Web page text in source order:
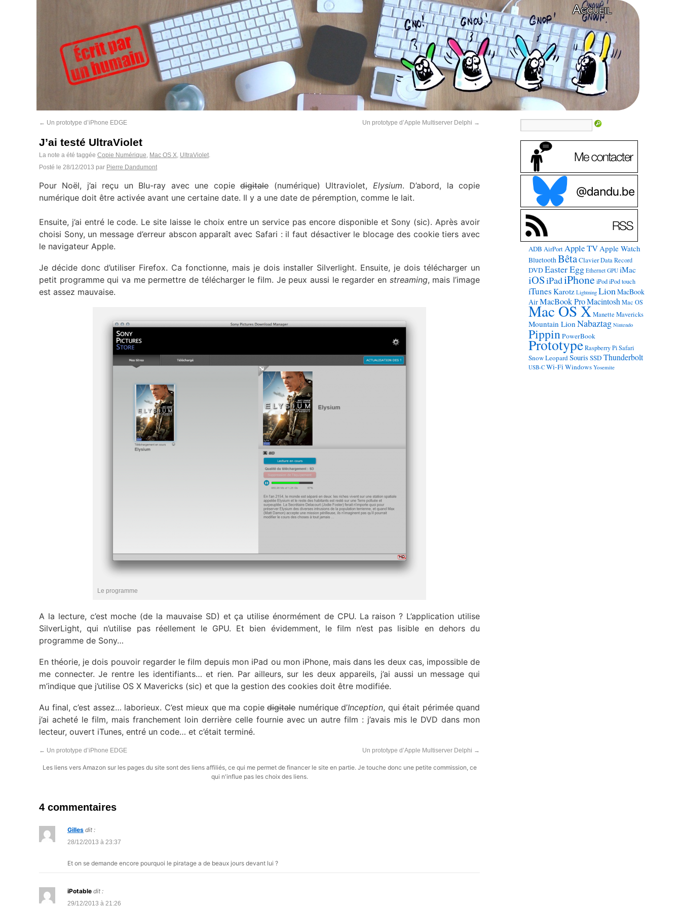
Accueil
← Un prototype d’iPhone EDGE Un prototype d’Apple Multiserver Delphi →
J’ai testé UltraViolet
La note a été taggée Copie Numérique, Mac OS X, UltraViolet.
Posté le 28/12/2013 par Pierre Dandumont
Pour Noël, j’ai reçu un Blu-ray avec une copiedigitale(numérique) Ultraviolet, Elysium. D’abord, la copie
numérique doit être activée avant une certaine date. Il y a une date de péremption, comme le lait.
Ensuite, j’ai entré le code. Le site laisse le choix entre un service pas encore disponible et Sony (sic). Après avoir
choisi Sony, un message d’erreur abscon apparaît avec Safari : il faut désactiver le blocage des cookie tiers avec
le navigateur Apple.
Je décide donc d’utiliser Firefox. Ca fonctionne, mais je dois installer Silverlight. Ensuite, je dois télécharger un
petit programme qui va me permettre de télécharger le film. Je peux aussi le regarder en streaming, mais l’image
est assez mauvaise.
Le programme
A la lecture, c’est moche (de la mauvaise SD) et ça utilise énormément de CPU. La raison ? L’application utilise
SilverLight, qui n’utilise pas réellement le GPU. Et bien évidemment, le film n’est pas lisible en dehors du
programme de Sony…
En théorie, je dois pouvoir regarder le film depuis mon iPad ou mon iPhone, mais dans les deux cas, impossible de
me connecter. Je rentre les identifiants… et rien. Par ailleurs, sur les deux appareils, j’ai aussi un message qui
m’indique que j’utilise OS X Mavericks (sic) et que la gestion des cookies doit être modifiée.
Au final, c’est assez… laborieux. C’est mieux que ma copie digitale numérique d’Inception, qui était périmée quand
j’ai acheté le film, mais franchement loin derrière celle fournie avec un autre film : j’avais mis le DVD dans mon
lecteur, ouvert iTunes, entré un code… et c’était terminé.
← Un prototype d’iPhone EDGE Un prototype d’Apple Multiserver Delphi →
Les liens vers Amazon sur les pages du site sont des liens affiliés, ce qui me permet de financer le site en partie. Je touche donc une petite commission, ce
qui n'influe pas les choix des liens.
4 commentaires
Gilles dit :
28/12/2013 à 23:37
Et on se demande encore pourquoi le piratage a de beaux jours devant lui ?
iPotable dit :
29/12/2013 à 21:26
ADB AirPort Apple TVApple Watch
BluetoothBêtaClavier Data Record
DVDEaster Egg Ethernet GPU iMac
iOSiPadiPhone iPod iPod touch
iTunes Karotz Lightning LionMacBook
AirMacBook ProMacintosh Mac OS
Mac OS XManette Mavericks
Mountain Lion Nabaztag Nintendo
PippinPowerBook
Prototype Raspberry Pi Safari
Snow LeopardSouris SSD Thunderbolt
USB-C Wi-FiWindows Yosemite